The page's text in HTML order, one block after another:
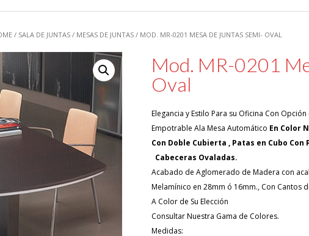
/ SALA DE JUNTAS/ MESAS DE JUNTAS/ MOD. MR-0201 MESA DE JUNTAS SEMI- OVAL
Mod. MR-0201
Oval
Elegancia y Estilo Para su Oficina Con Opción
Empotrable Ala Mesa Automático En
Con Doble Cubierta ,
Cabeceras Ovaladas.
Acabado de Aglomerado de Madera con
Melamínico en 28mm ó 16mm., Con Cantos
A Color de Su Elección
Consultar Nuestra Gama de Colores.
Medidas: